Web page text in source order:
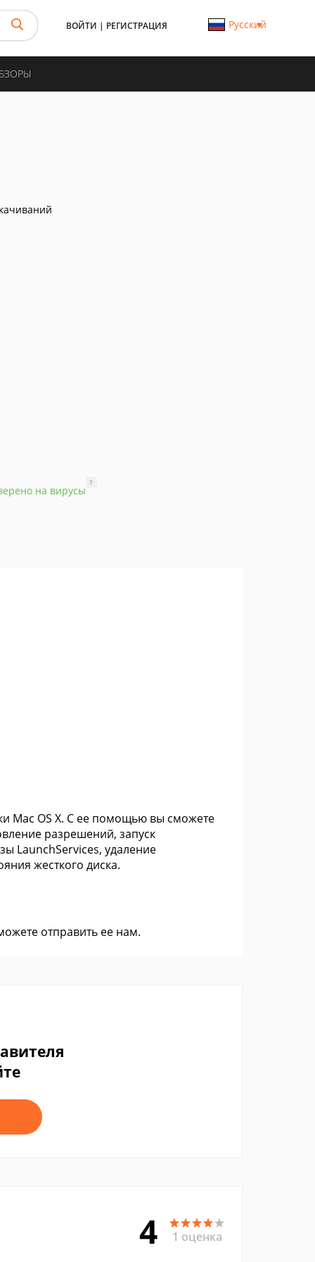
ВОЙТИ | РЕГИСТРАЦИЯ Русский
на вирусы
?
Mac OS X. С ее помощью вы сможете
разрешений, запуск
LaunchServices, удаление
жесткого диска.
отправить ее нам.
4 1 оценка